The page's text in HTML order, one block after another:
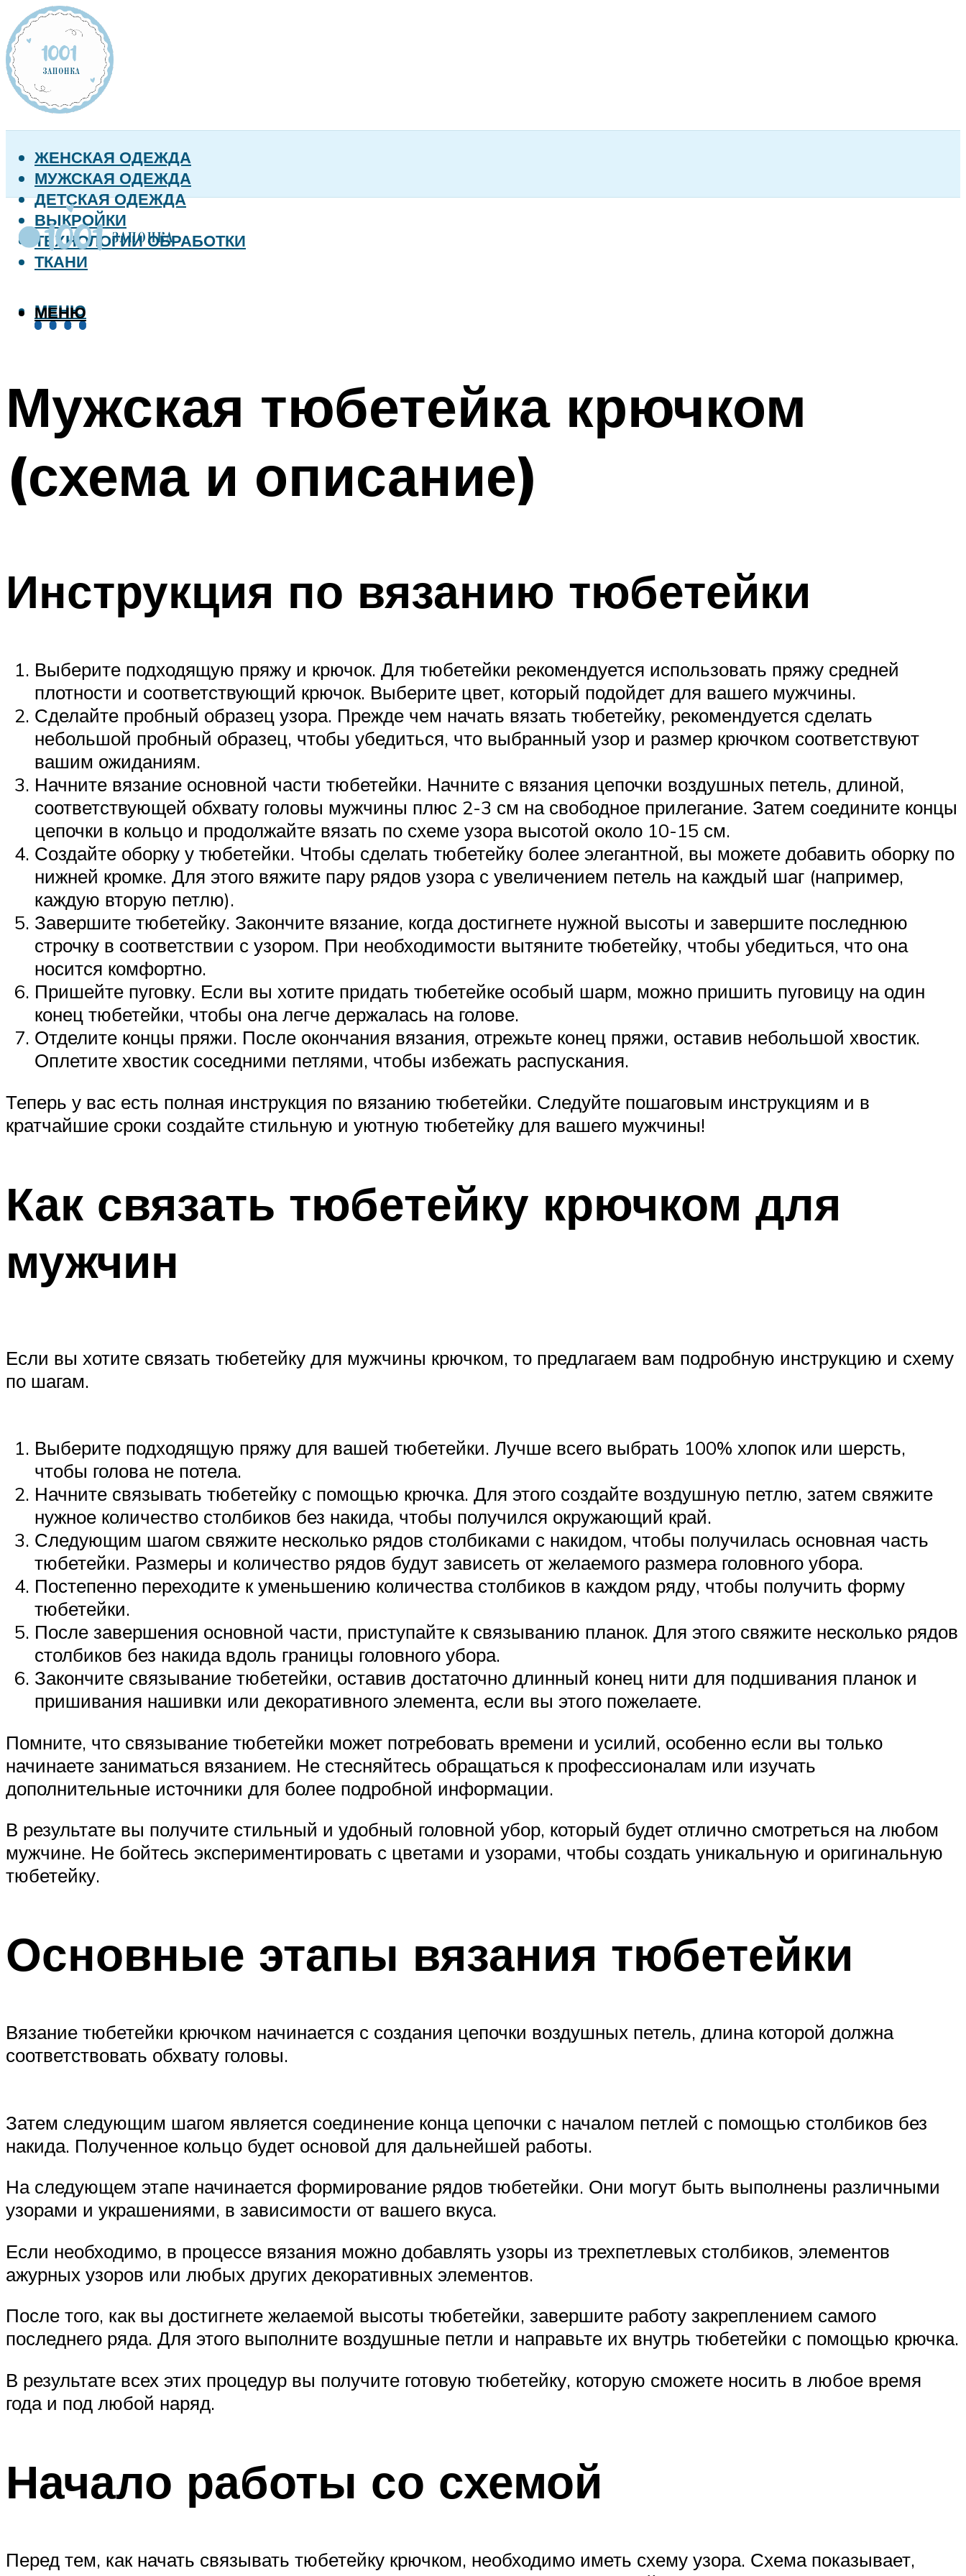
ЖЕНСКАЯ ОДЕЖДА
МУЖСКАЯ ОДЕЖДА
ДЕТСКАЯ ОДЕЖДА
ВЫКРОЙКИ
ТЕХНОЛОГИИ ОБРАБОТКИ
ТКАНИ
МЕНЮ
МЕНЮ
Мужская тюбетейка крючком
(схема и описание)
Инструкция по вязанию тюбетейки
Выберите подходящую пряжу и крючок. Для тюбетейки рекомендуется использовать пряжу средней
плотности и соответствующий крючок. Выберите цвет, который подойдет для вашего мужчины.
Сделайте пробный образец узора. Прежде чем начать вязать тюбетейку, рекомендуется сделать
небольшой пробный образец, чтобы убедиться, что выбранный узор и размер крючком соответствуют
вашим ожиданиям.
Начните вязание основной части тюбетейки. Начните с вязания цепочки воздушных петель, длиной,
соответствующей обхвату головы мужчины плюс 2-3 см на свободное прилегание. Затем соедините концы
цепочки в кольцо и продолжайте вязать по схеме узора высотой около 10-15 см.
Создайте оборку у тюбетейки. Чтобы сделать тюбетейку более элегантной, вы можете добавить оборку по
нижней кромке. Для этого вяжите пару рядов узора с увеличением петель на каждый шаг (например,
каждую вторую петлю).
Завершите тюбетейку. Закончите вязание, когда достигнете нужной высоты и завершите последнюю
строчку в соответствии с узором. При необходимости вытяните тюбетейку, чтобы убедиться, что она
носится комфортно.
Пришейте пуговку. Если вы хотите придать тюбетейке особый шарм, можно пришить пуговицу на один
конец тюбетейки, чтобы она легче держалась на голове.
Отделите концы пряжи. После окончания вязания, отрежьте конец пряжи, оставив небольшой хвостик.
Оплетите хвостик соседними петлями, чтобы избежать распускания.
Теперь у вас есть полная инструкция по вязанию тюбетейки. Следуйте пошаговым инструкциям и в
кратчайшие сроки создайте стильную и уютную тюбетейку для вашего мужчины!
Как связать тюбетейку крючком для
мужчин
Если вы хотите связать тюбетейку для мужчины крючком, то предлагаем вам подробную инструкцию и схему
по шагам.
Выберите подходящую пряжу для вашей тюбетейки. Лучше всего выбрать 100% хлопок или шерсть,
чтобы голова не потела.
Начните связывать тюбетейку с помощью крючка. Для этого создайте воздушную петлю, затем свяжите
нужное количество столбиков без накида, чтобы получился окружающий край.
Следующим шагом свяжите несколько рядов столбиками с накидом, чтобы получилась основная часть
тюбетейки. Размеры и количество рядов будут зависеть от желаемого размера головного убора.
Постепенно переходите к уменьшению количества столбиков в каждом ряду, чтобы получить форму
тюбетейки.
После завершения основной части, приступайте к связыванию планок. Для этого свяжите несколько рядов
столбиков без накида вдоль границы головного убора.
Закончите связывание тюбетейки, оставив достаточно длинный конец нити для подшивания планок и
пришивания нашивки или декоративного элемента, если вы этого пожелаете.
Помните, что связывание тюбетейки может потребовать времени и усилий, особенно если вы только
начинаете заниматься вязанием. Не стесняйтесь обращаться к профессионалам или изучать
дополнительные источники для более подробной информации.
В результате вы получите стильный и удобный головной убор, который будет отлично смотреться на любом
мужчине. Не бойтесь экспериментировать с цветами и узорами, чтобы создать уникальную и оригинальную
тюбетейку.
Основные этапы вязания тюбетейки
Вязание тюбетейки крючком начинается с создания цепочки воздушных петель, длина которой должна
соответствовать обхвату головы.
Затем следующим шагом является соединение конца цепочки с началом петлей с помощью столбиков без
накида. Полученное кольцо будет основой для дальнейшей работы.
На следующем этапе начинается формирование рядов тюбетейки. Они могут быть выполнены различными
узорами и украшениями, в зависимости от вашего вкуса.
Если необходимо, в процессе вязания можно добавлять узоры из трехпетлевых столбиков, элементов
ажурных узоров или любых других декоративных элементов.
После того, как вы достигнете желаемой высоты тюбетейки, завершите работу закреплением самого
последнего ряда. Для этого выполните воздушные петли и направьте их внутрь тюбетейки с помощью крючка.
В результате всех этих процедур вы получите готовую тюбетейку, которую сможете носить в любое время
года и под любой наряд.
Начало работы со схемой
Перед тем, как начать связывать тюбетейку крючком, необходимо иметь схему узора. Схема показывает,